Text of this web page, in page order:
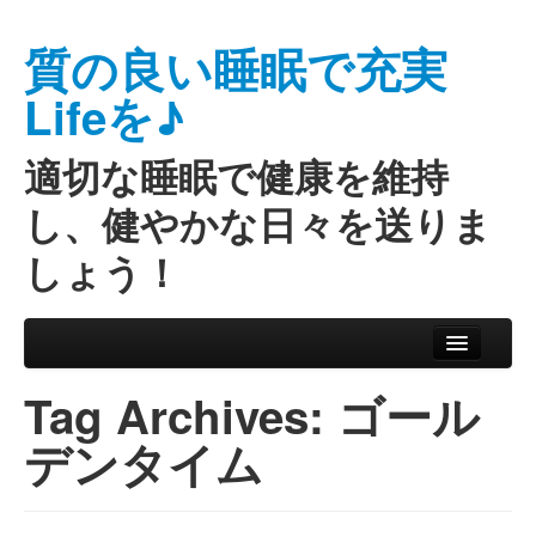
質の良い睡眠で充実
Lifeを♪
適切な睡眠で健康を維持
し、健やかな日々を送りま
しょう！
Main menu
Tag Archives: ゴール
デンタイム